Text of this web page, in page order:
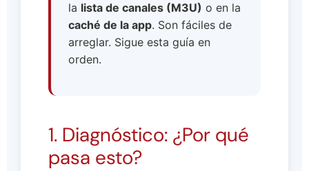
la lista de canales (M3U) o en la
caché de la app. Son fáciles de
arreglar. Sigue esta guía en
orden.
1. Diagnóstico: ¿Por qué
pasa esto?